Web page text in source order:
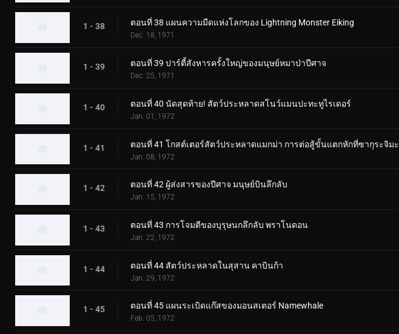
1 - 38 ตอนที่ 38 แผนความมืดแห่งโลกของ Lightning Monster Eiking
Dec. 18, 1971
1 - 39 ตอนที่ 39 ปาร์ตี้สังหารครั้งใหญ่ของมนุษย์หมาป่าปีศาจ
Dec. 25, 1971
1 - 40 ตอนที่ 40 นัดสุดท้าย! สัตว์ประหลาดสโนว์แมนปะทะทูไรเดอร์
Jan. 01, 1972
1 - 41 ตอนที่ 41 โกสต์เตอร์สัตว์ประหลาดแมกม่า การต่อสู้ขั้นแตกหักที่ซากุระจิมะ
Jan. 08, 1972
1 - 42 ตอนที่ 42 ผู้ส่งสารของปีศาจ มนุษย์บินลึกลับ
Jan. 15, 1972
1 - 43 ตอนที่ 43 การโจมตีของบุรุษนกลึกลับ พราโนดอน
Jan. 22, 1972
1 - 44 ตอนที่ 44 สัตว์ประหลาดในสุสาน คาบินก้า
Jan. 29, 1972
1 - 45 ตอนที่ 45 แผนระเบิดแก๊สของมอนสเตอร์ Namewhale
Feb. 05, 1972